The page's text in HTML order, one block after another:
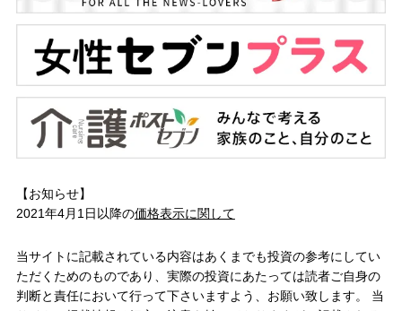
【お知らせ】
2021年4月1日以降の価格表示に関して
当サイトに記載されている内容はあくまでも投資の参考にしてい
ただくためのものであり、実際の投資にあたっては読者ご自身の
判断と責任において行って下さいますよう、お願い致します。 当